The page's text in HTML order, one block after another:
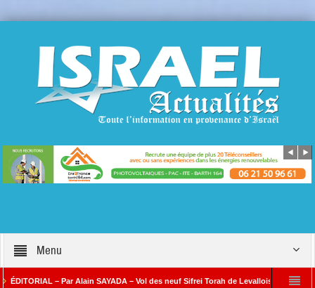
Menu
– Par Alain SAYADA – Vol des neuf Sifrei Torah de Levallois : jusqu’à quand